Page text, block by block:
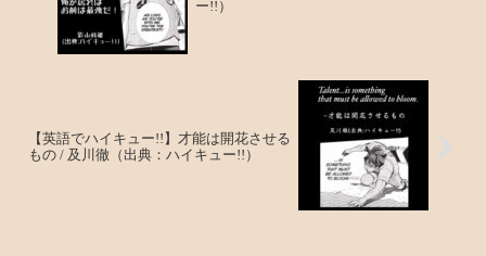
ー!!）
【英語でハイキュー!!】才能は開花させる
もの / 及川徹（出典：ハイキュー!!）